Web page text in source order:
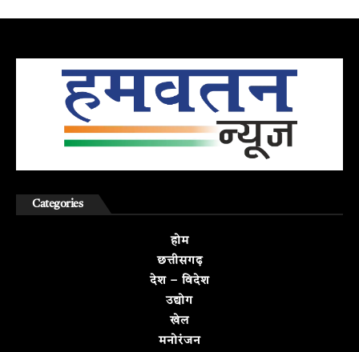
Categories
होम
छत्तीसगढ़
देश – विदेश
उद्योग
खेल
मनोरंजन